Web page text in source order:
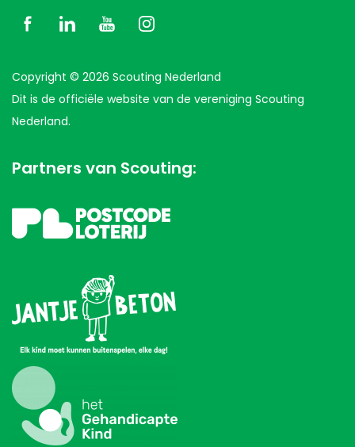
Copyright © 2026 Scouting Nederland
Dit is de officiële website van de vereniging Scouting
Nederland.
Partners van Scouting: